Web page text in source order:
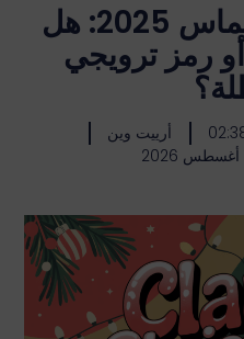
عرض كلود كريسماس 2025: هل
رمز ترويجي
أرييت وين